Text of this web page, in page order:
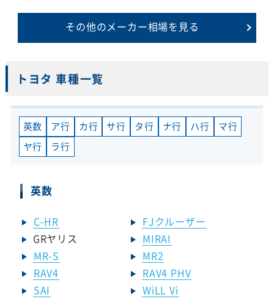
その他のメーカー相場を見る
トヨタ 車種一覧
英数 ア行 カ行 サ行 タ行 ナ行 ハ行
マ行
ヤ行
ラ行
英数
C-HR
FJクルーザー
GRヤリス
MIRAI
MR-S
MR2
RAV4
RAV4 PHV
SAI
WiLL Vi